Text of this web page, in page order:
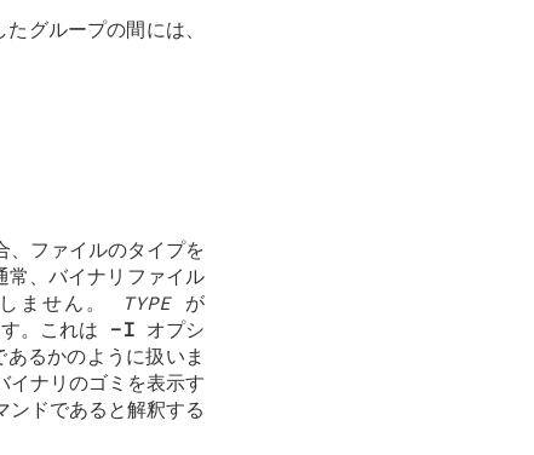
グループの間には、
、ファイルのタイプを
常、バイナリファイル
ません。
TYPEが
。これは -I オプシ
るかのように扱いま
イナリのゴミを表示す
ンドであると解釈する